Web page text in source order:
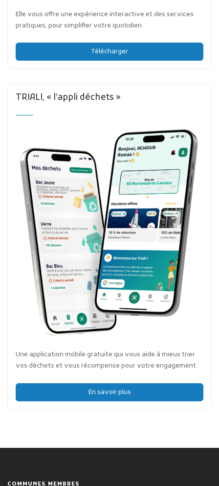
Elle vous offre une expérience interactive et des services
pratiques, pour simplifier votre quotidien.
Télécharger
TRIALI, « l’appli déchets »
Une application mobile gratuite qui vous aide à mieux trier
vos déchets et vous récompense pour votre engagement.
En savoir plus
COMMUNES MEMBRES